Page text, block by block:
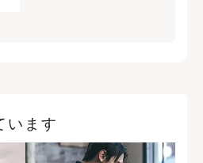
います